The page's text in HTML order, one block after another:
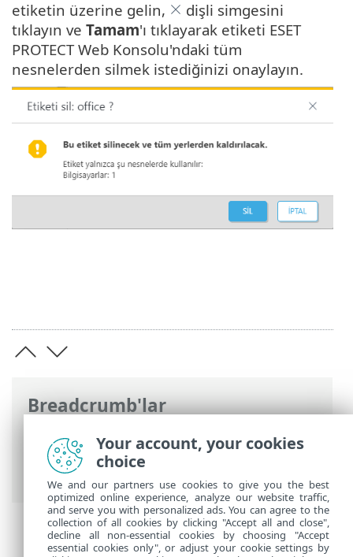
Breadcrumb'lar
ESET Online Yardım>ESET PROTECT>
Başlayın
>ESET PROTECT Web Konsolu
Etiketler
etiketin üzerine gelin,
dişli simgesini
tıklayın ve Tamam'ı tıklayarak etiketi ESET
PROTECT Web Konsolu'ndaki tüm
nesnelerden silmek istediğinizi onaylayın.
Your account, your cookies
choice
We and our partners use cookies to give you the best
optimized online experience, analyze our website traffic,
and serve you with personalized ads. You can agree to the
collection of all cookies by clicking "Accept all and close",
decline all non-essential cookies by choosing "Accept
essential cookies only", or adjust your cookie settings by